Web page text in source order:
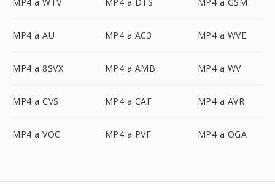
MP4 a AU MP4 a AC3 MP4 a WVE
MP4 a 8SVX MP4 a AMB MP4 a WV
MP4 a CVS MP4 a CAF MP4 a AVR
MP4 a VOC MP4 a PVF MP4 a OGA